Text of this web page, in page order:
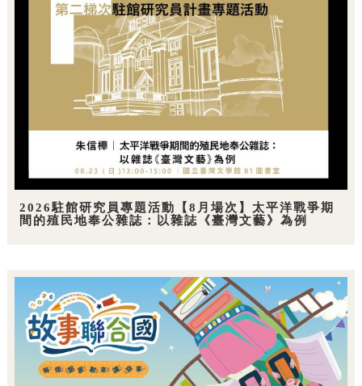
2026駐館研究員專題活動【8月場次】太平洋戰爭期
間的殖民地奉公雜誌：以雜誌《臺灣文藝》為例